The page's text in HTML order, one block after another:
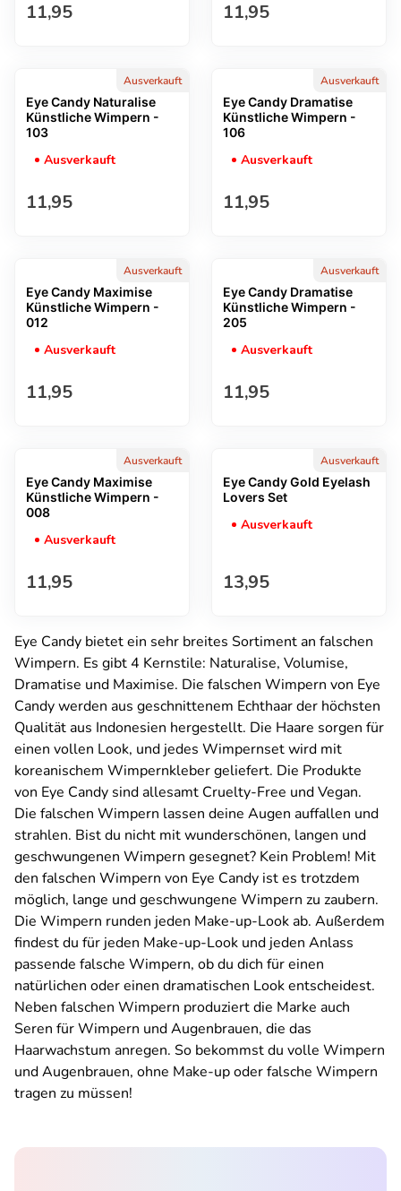
Regulärer Preis
11,95 Regulärer Preis
11,95
Ausverkauft
Eye Candy Naturalise
Künstliche Wimpern -
103
Ausverkauft
Regulärer Preis
11,95
Ausverkauft
Eye Candy Dramatise
Künstliche Wimpern -
106
Ausverkauft
Regulärer Preis
11,95
Ausverkauft
Eye Candy Maximise
Künstliche Wimpern -
012
Ausverkauft
Regulärer Preis
11,95
Ausverkauft
Eye Candy Dramatise
Künstliche Wimpern -
205
Ausverkauft
Regulärer Preis
11,95
Ausverkauft
Eye Candy Maximise
Künstliche Wimpern -
008
Ausverkauft
Regulärer Preis
11,95
Ausverkauft
Eye Candy Gold Eyelash
Lovers Set
Ausverkauft
Regulärer Preis
13,95
Eye Candy bietet ein sehr breites Sortiment an falschen
Wimpern. Es gibt 4 Kernstile: Naturalise, Volumise,
Dramatise und Maximise. Die falschen Wimpern von Eye
Candy werden aus geschnittenem Echthaar der höchsten
Qualität aus Indonesien hergestellt. Die Haare sorgen für
einen vollen Look, und jedes Wimpernset wird mit
koreanischem Wimpernkleber geliefert. Die Produkte
von Eye Candy sind allesamt Cruelty-Free und Vegan.
Die falschen Wimpern lassen deine Augen auffallen und
strahlen. Bist du nicht mit wunderschönen, langen und
geschwungenen Wimpern gesegnet? Kein Problem! Mit
den falschen Wimpern von Eye Candy ist es trotzdem
möglich, lange und geschwungene Wimpern zu zaubern.
Die Wimpern runden jeden Make-up-Look ab. Außerdem
findest du für jeden Make-up-Look und jeden Anlass
passende falsche Wimpern, ob du dich für einen
natürlichen oder einen dramatischen Look entscheidest.
Neben falschen Wimpern produziert die Marke auch
Seren für Wimpern und Augenbrauen, die das
Haarwachstum anregen. So bekommst du volle Wimpern
und Augenbrauen, ohne Make-up oder falsche Wimpern
tragen zu müssen!